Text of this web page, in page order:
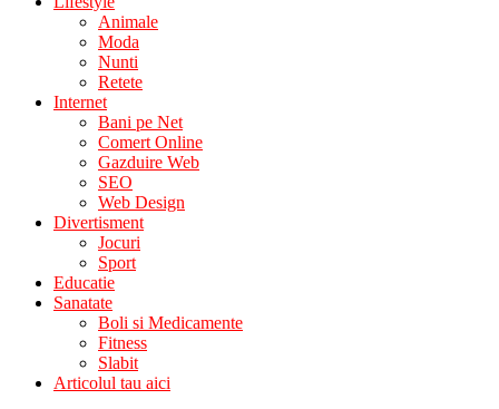
Animale
Moda
Nunti
Retete
Internet
Bani pe Net
Comert Online
Gazduire Web
SEO
Web Design
Divertisment
Jocuri
Sport
Educatie
Sanatate
Boli si Medicamente
Fitness
Slabit
Articolul tau aici